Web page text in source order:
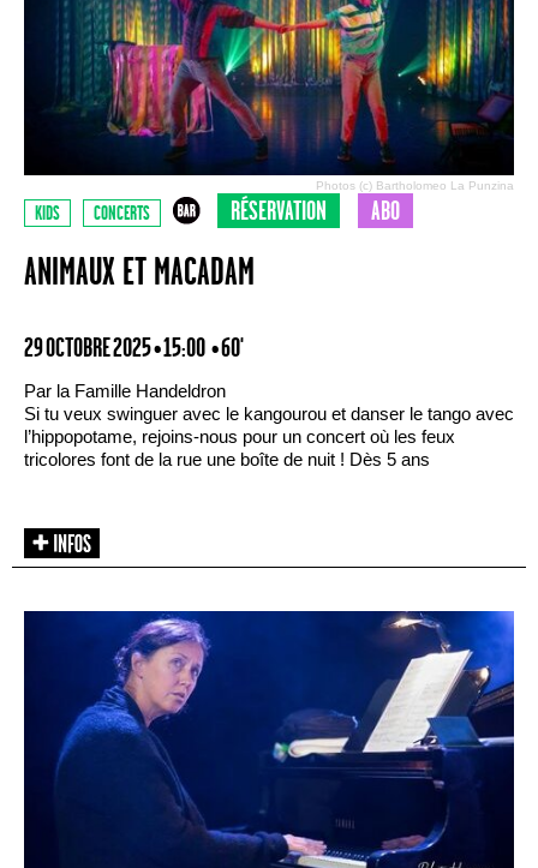
Photos (c) Bartholomeo La Punzina
KIDS CONCERTS RÉSERVATION ABO
ANIMAUX ET MACADAM
29 OCTOBRE 2025 • 15:00 • 60'
Par la Famille Handeldron
Si tu veux swinguer avec le kangourou et danser le tango avec
l’hippopotame, rejoins-nous pour un concert où les feux
tricolores font de la rue une boîte de nuit ! Dès 5 ans